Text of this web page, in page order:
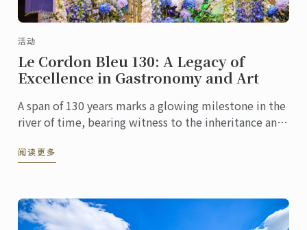
活动
Le Cordon Bleu 130: A Legacy of
Excellence in Gastronomy and Art
A span of 130 years marks a glowing milestone in the
river of time, bearing witness to the inheritance and
阅读更多